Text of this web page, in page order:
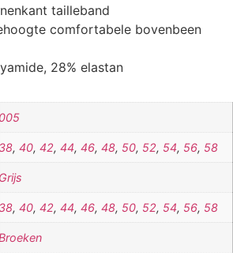
tailleband
comfortabele bovenbeen
28% elastan
005
38, 40, 42, 44, 46, 48, 50, 52, 54, 56, 58
Grijs
38, 40, 42, 44, 46, 48, 50, 52, 54, 56, 58